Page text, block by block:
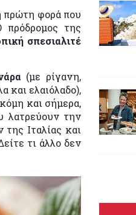
πρώτη φορά που
της
σπεσιαλιτέ
(με ρίγανη,
και ελαιόλαδο),
και σήμερα,
λατρεύουν την
Ιταλίας και
τι άλλο δεν